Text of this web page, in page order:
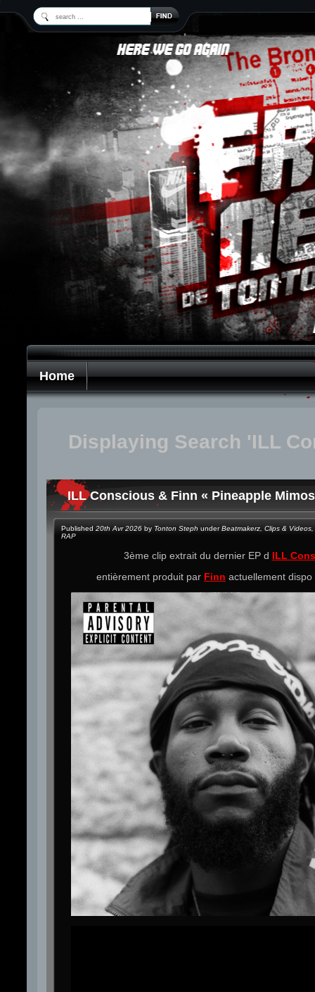
Home
Displaying Search 'ILL
ILL Conscious & Finn « Pineapple
Published 20th Avr 2026 by Tonton Steph underBeatmakerz Clips & Videos
RAP
3ème clip extrait du dernier EP d ILL
entièrement produit par Finn actuellement